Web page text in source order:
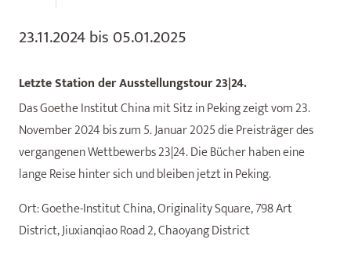
23.11.2024 bis 05.01.2025
Letzte Station der Ausstellungstour 23|24.
Das Goethe Institut China mit Sitz in Peking zeigt vom 23.
November 2024 bis zum 5. Januar 2025 die Preisträger des
vergangenen Wettbewerbs 23|24. Die Bücher haben eine
lange Reise hinter sich und bleiben jetzt in Peking.
Ort: Goethe-Institut China, Originality Square, 798 Art
District, Jiuxianqiao Road 2, Chaoyang District